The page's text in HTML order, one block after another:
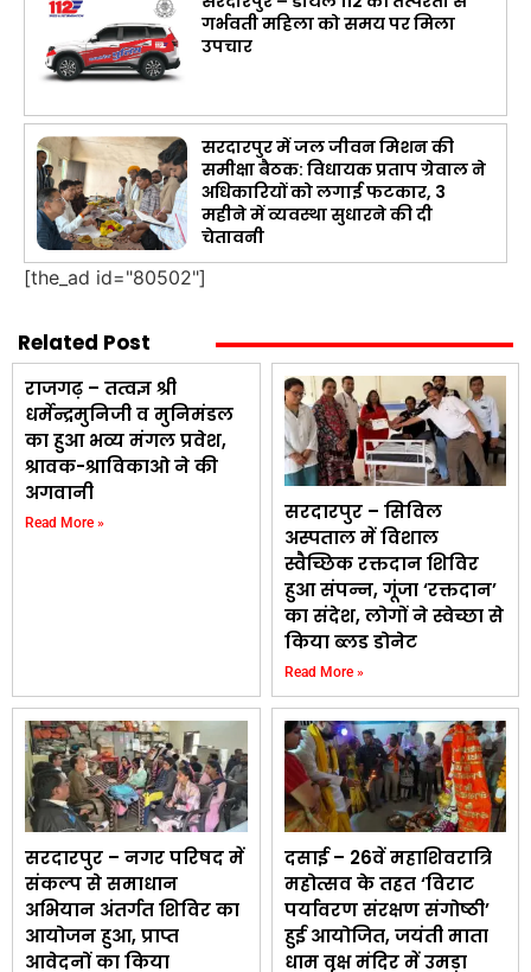
गर्भवती महिला को समय पर मिला
उपचार
सरदारपुर में जल जीवन मिशन की
समीक्षा बैठक: विधायक प्रताप ग्रेवाल ने
अधिकारियों को लगाई फटकार, 3
महीने में व्यवस्था सुधारने की दी
चेतावनी
[the_ad id="80502"]
Related Post
राजगढ़ – तत्वज्ञ श्री
धर्मेन्द्रमुनिजी व मुनिमंडल
का हुआ भव्य मंगल प्रवेश,
श्रावक-श्राविकाओ ने की
अगवानी
Read More »
सरदारपुर – सिविल
अस्पताल में विशाल
स्वैच्छिक रक्तदान शिविर
हुआ संपन्न, गूंजा ‘रक्तदान’
का संदेश, लोगों ने स्वेच्छा से
किया ब्लड डोनेट
Read More »
सरदारपुर – नगर परिषद में
संकल्प से समाधान
अभियान अंतर्गत शिविर का
आयोजन हुआ, प्राप्त
आवेदनों का किया
दसाई – 26वें महाशिवरात्रि
महोत्सव के तहत ‘विराट
पर्यावरण संरक्षण संगोष्ठी’
हुई आयोजित, जयंती माता
धाम वृक्ष मंदिर में उमड़ा